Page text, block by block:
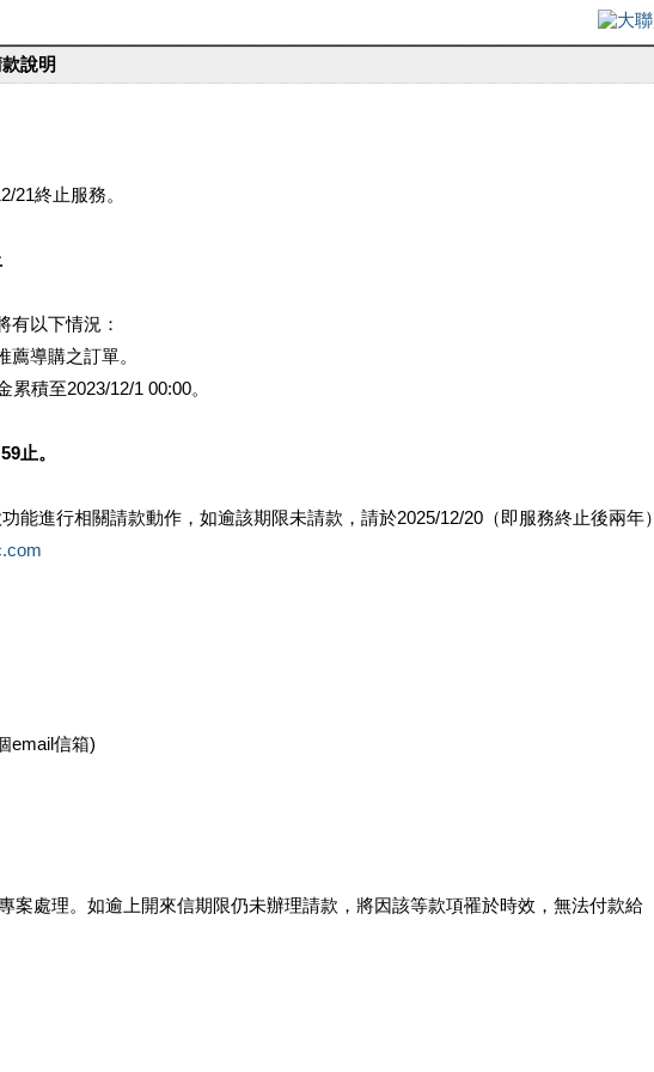
說明
21終止服務。
有以下情況：
導購之訂單。
積至2023/12/1 00:00。
止。
能進行相關請款動作，如逾該期限未請款，請於2025/12/20（即服務終止後兩年）
email信箱)
案處理。如逾上開來信期限仍未辦理請款，將因該等款項罹於時效，無法付款給